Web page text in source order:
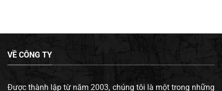
VỀ CÔNG TY
Được thành lập từ năm 2003, chúng tôi là một trong những